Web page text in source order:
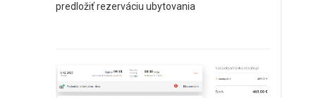
predložiť rezerváciu ubytovania